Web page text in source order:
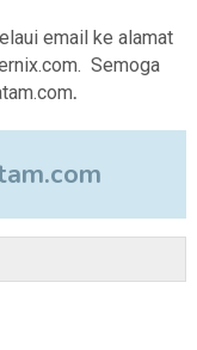
email ke alamat
Semoga
.